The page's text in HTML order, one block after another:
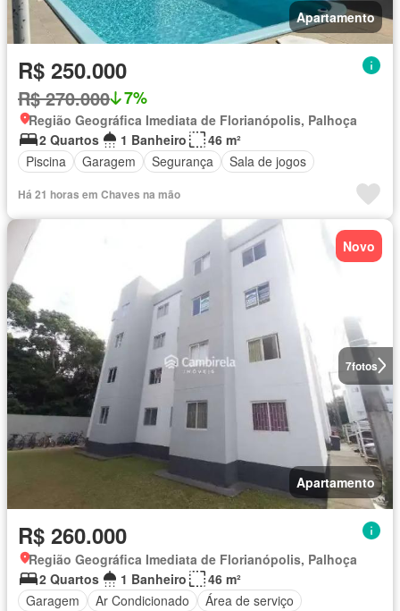
Apartamento
R$ 250.000
R$ 270.000 7%
Região Geográfica Imediata de Florianópolis, Palhoça
2 Quartos
1 Banheiro
46 m²
Piscina
Garagem Segurança Sala de jogos
Há 21 horas em Chaves na mão
7fotos
Novo
Apartamento
R$ 260.000
Região Geográfica Imediata de Florianópolis, Palhoça
2 Quartos
1 Banheiro
46 m²
Garagem
Ar Condicionado
Área de serviço